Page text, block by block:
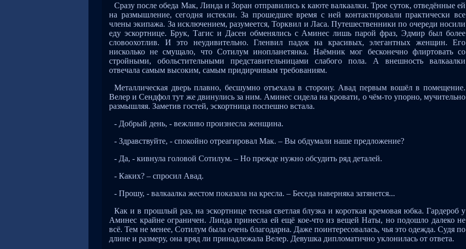
Сразу после обеда Мак, Линда и Зоран отправились к каюте валкаалки. Трое суток, отведённые ей
на размышление, сегодня истекли. За прошедшее время с ней контактировали практически все
члены экипажа. За исключением, разумеется, Торквил и Ласа. Путешественники по очереди носили
еду эскортнице. Брук, Тагис и Дасен обменялись с Аминес лишь парой фраз, Эдмир был более
словоохотлив. И это неудивительно. Гленвил падок на красивых, элегантных женщин. Его
нисколько не смущало, что Сотилум инопланетянка. Наёмник мог бесконечно флиртовать со
стройными, обольстительными представительницами слабого пола. А внешность валкаалки
отвечала самым высоким, самым придирчивым требованиям.
Металлическая дверь плавно, бесшумно отъехала в сторону. Авад первым вошёл в помещение.
Велер и Сендфол тут же двинулись за ним. Аминес сидела на кровати, о чём-то упорно, мучительно
размышляя. Заметив гостей, эскортница поспешно встала.
- Добрый день, - вежливо произнесла женщина.
- Здравствуйте, - спокойно отреагировал Мак. – Вы обдумали наше предложение?
- Да, - кивнула головой Сотилум. – Но прежде нужно обсудить ряд деталей.
- Каких? – спросил Авад.
- Прошу, - валкаалка жестом показала на кресла. – Беседа наверняка затянется...
Как и в прошлый раз, на эскортнице тесная светлая блузка и короткая кремовая юбка. Гардероб у
Аминес крайне ограничен. Линда принесла ей ещё кое-что из вещей Наты, но подошло далеко не
всё. Тем не менее, Сотилум была очень благодарна. Даже поинтересовалась, чья это одежда. Судя по
длине и размеру, она вряд ли принадлежала Велер. Девушка дипломатично уклонилась от ответа.